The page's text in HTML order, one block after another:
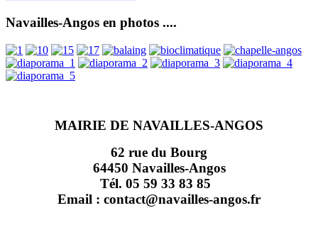
Navailles-Angos en photos ....
MAIRIE DE NAVAILLES-ANGOS
62 rue du Bourg
64450 Navailles-Angos
Tél. 05 59 33 83 85
Email : contact@navailles-angos.fr